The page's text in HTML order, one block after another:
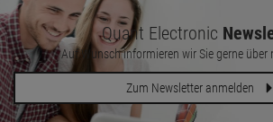
Quant Electronic
Auf Wunsch informieren wir Sie gerne über
Zum Newsletter anmelden